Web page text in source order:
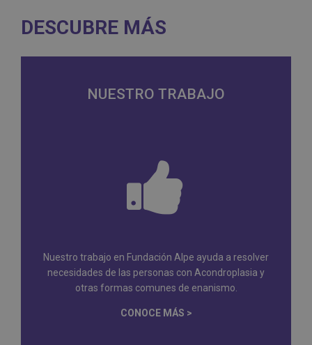
DESCUBRE MÁS
NUESTRO TRABAJO
Nuestro trabajo en Fundación Alpe ayuda a resolver
necesidades de las personas con Acondroplasia y
otras formas comunes de enanismo.
CONOCE MÁS >